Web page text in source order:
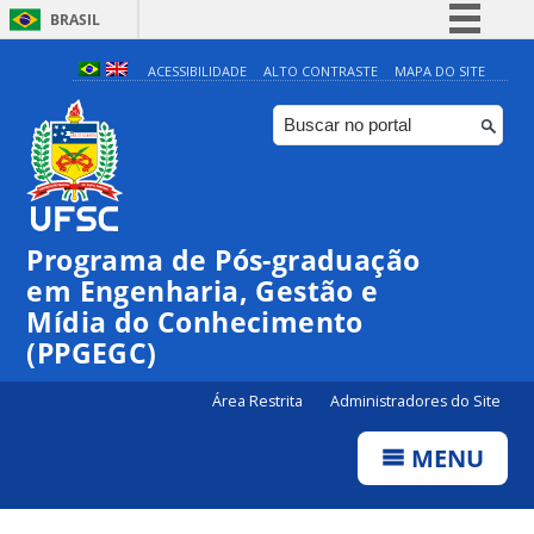
BRASIL
Simplifique!
Comunica BR
Participe
Canais
ACESSIBILIDADE ALTO CONTRASTE MAPA DO SITE
Programa de Pós-graduação
em Engenharia, Gestão e
Mídia do Conhecimento
(PPGEGC)
Área Restrita Administradores do Site
MENU